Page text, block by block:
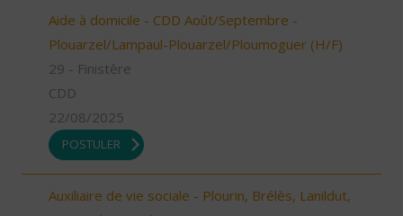
Aide à domicile - CDD Août/Septembre -
Plouarzel/Lampaul-Plouarzel/Ploumoguer (H/F)
29 - Finistère
CDD
22/08/2025
POSTULER
Auxiliaire de vie sociale - Plourin, Brélès, Lanildut,